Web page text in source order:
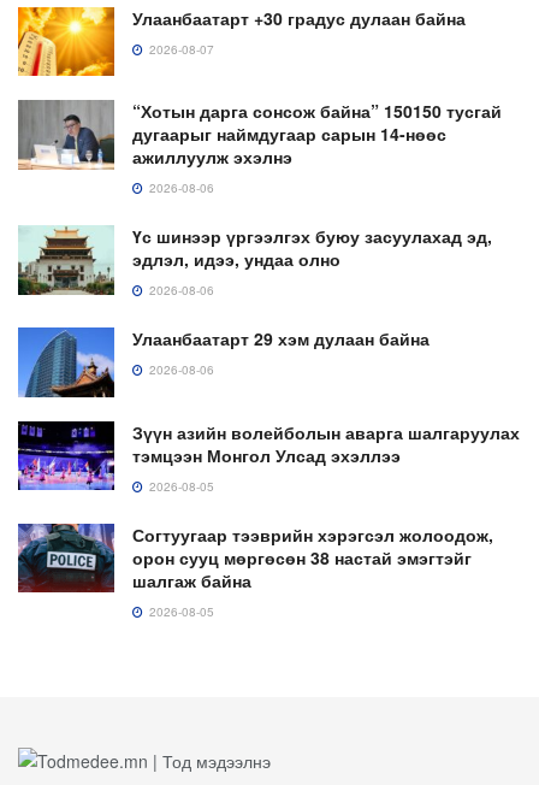
Улаанбаатарт +30 градус дулаан байна
2026-08-07
“Хотын дарга сонсож байна” 150150 тусгай
дугаарыг наймдугаар сарын 14-нөөс
ажиллуулж эхэлнэ
2026-08-06
Үс шинээр үргээлгэх буюу засуулахад эд,
эдлэл, идээ, ундаа олно
2026-08-06
Улаанбаатарт 29 хэм дулаан байна
2026-08-06
Зүүн азийн волейболын аварга шалгаруулах
тэмцээн Монгол Улсад эхэллээ
2026-08-05
Согтуугаар тээврийн хэрэгсэл жолоодож,
орон сууц мөргөсөн 38 настай эмэгтэйг
шалгаж байна
2026-08-05